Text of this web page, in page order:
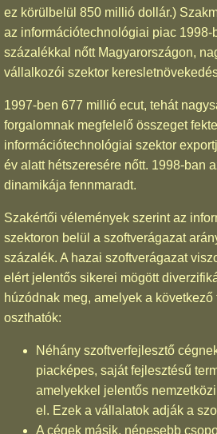
ez körülbelül 850 millió dollár.)
az információtechnológiai piac 1998-
százalékkal nőtt Magyarországon,
vállalkozói szektor
1997-ben 677 millió ecut, tehát
forgalomnak megfelelő összeget
információtechnológiai szektor
év alatt hétszeresére nőtt. 1998-ban
dinamikája fennmaradt.
Szakértői vélemények szerint az
szektoron belül a szoftverágazat
százalék. A hazai szoftverágazat
elért jelentős sikerei mögött
húzódnak meg, amelyek a következő
oszthatók:
Néhány szoftverfejlesztő
piacképes, saját fejlesztésű
amelyekkel jelentős
el. Ezek a vállalatok adják a
A cégek másik, népesebb